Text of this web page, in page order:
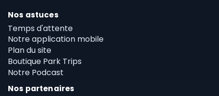
Nos astuces
Temps d'attente
Notre application mobile
Plan du site
Boutique Park Trips
Notre Podcast
Nos partenaires